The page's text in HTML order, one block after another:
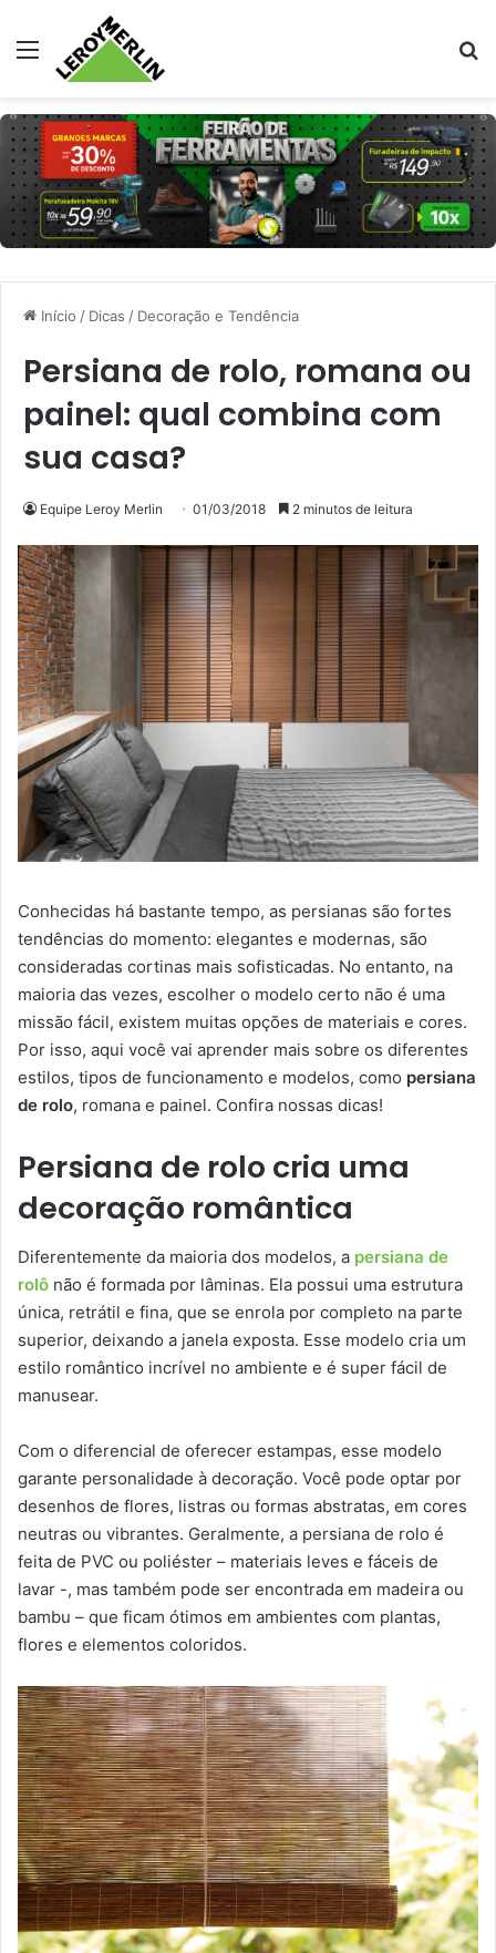
Menu
Início / Dicas / Decoração e Tendência
Persiana de rolo, romana ou
painel: qual combina com
sua casa?
Equipe Leroy Merlin 01/03/2018 2 minutos de leitura
Conhecidas há bastante tempo, as persianas são fortes
tendências do momento: elegantes e modernas, são
consideradas cortinas mais sofisticadas. No entanto, na
maioria das vezes, escolher o modelo certo não é uma
missão fácil, existem muitas opções de materiais e cores.
Por isso, aqui você vai aprender mais sobre os diferentes
estilos, tipos de funcionamento e modelos, como persiana
de rolo, romana e painel. Confira nossas dicas!
Persiana de rolo cria uma
decoração romântica
Diferentemente da maioria dos modelos, a persiana de
rolô não é formada por lâminas. Ela possui uma estrutura
única, retrátil e fina, que se enrola por completo na parte
superior, deixando a janela exposta. Esse modelo cria um
estilo romântico incrível no ambiente e é super fácil de
manusear.
Com o diferencial de oferecer estampas, esse modelo
garante personalidade à decoração. Você pode optar por
desenhos de flores, listras ou formas abstratas, em cores
neutras ou vibrantes. Geralmente, a persiana de rolo é
feita de PVC ou poliéster – materiais leves e fáceis de
lavar -, mas também pode ser encontrada em madeira ou
bambu – que ficam ótimos em ambientes com plantas,
flores e elementos coloridos.